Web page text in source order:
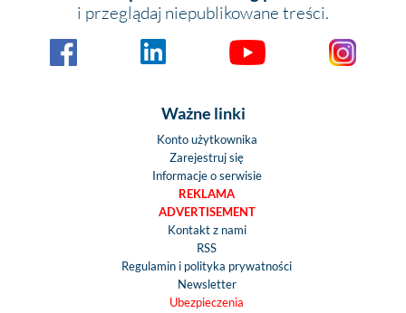
i przeglądaj niepublikowane treści.
Ważne linki
Konto użytkownika
Zarejestruj się
Informacje o serwisie
REKLAMA
ADVERTISEMENT
Kontakt z nami
RSS
Regulamin i polityka prywatności
Newsletter
Ubezpieczenia